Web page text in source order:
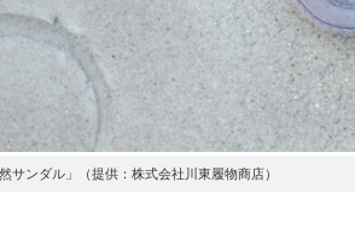
サンダル」（提供：株式会社川東履物商店）